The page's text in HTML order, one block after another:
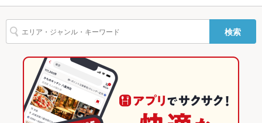
その他設備 不明点等ございましたら、お気軽に店舗へご相談下さい。
その他
飲み放題 あり ：各種ご宴会の予約承っております。
食べ放題 なし ：当店では食べ放題プランはご用意しておりません。
カクテル充実、焼酎充実、日本酒充実、ワイン充実
横浜駅 × 居酒屋
横浜駅 × 和風
焼肉・ホルモン
横浜駅 × 焼肉・ホルモン
横浜駅 × 焼肉
神奈川 × 居酒屋
神奈川のグルメランキング
神奈川の居酒屋ランキング
横浜のグルメランキング
横浜の居酒屋ランキング
検索